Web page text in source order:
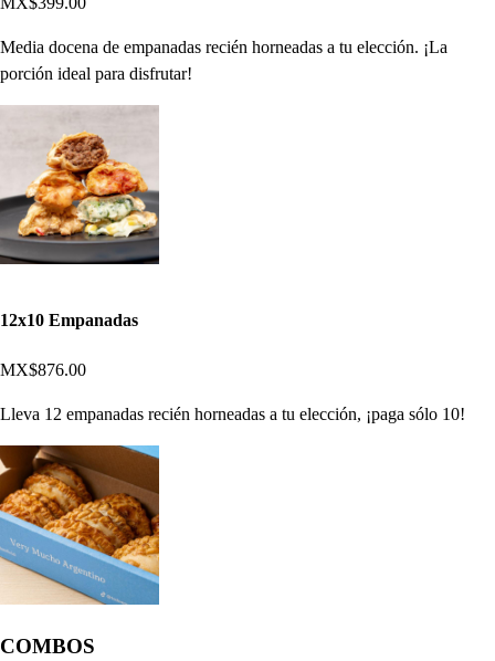
Media docena de empanadas recién horneadas a tu elección. ¡La
porción ideal para disfrutar!
12x10 Empanadas
MX$876.00
Lleva 12 empanadas recién horneadas a tu elección, ¡paga sólo 10!
COMBOS